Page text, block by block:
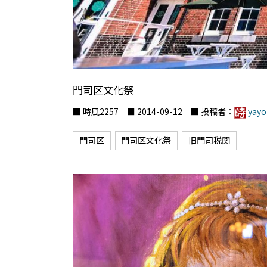
門司区文化祭
■ 時風2257 ■ 2014-09-12 ■ 投稿者：
門司区 門司区文化祭 旧門司税関